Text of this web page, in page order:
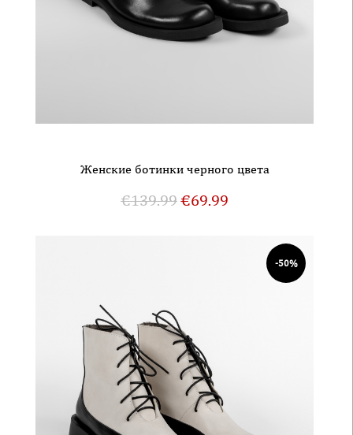
Женские ботинки черного цвета
€139.99€69.99
-50%